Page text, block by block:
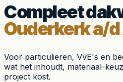
Compleet
Ouderkerk a/
Voor particulieren, VvE's en
wat het inhoudt, materiaal-
project kost.